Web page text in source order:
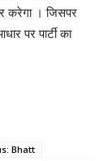
करेगा । जिसपर
पर पार्टी का
Bhatt